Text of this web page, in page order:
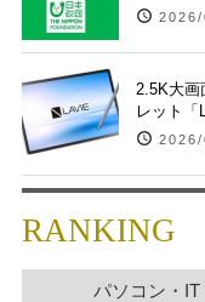
2.5K大画
レット「
RANKING
パソコン・IT